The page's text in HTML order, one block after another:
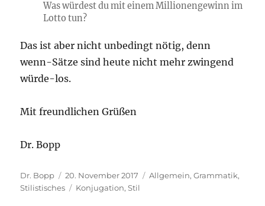
Was würdest du mit einem Millionengewinn im
Lotto tun?
Das ist aber nicht unbedingt nötig, denn
wenn-Sätze sind heute nicht mehr zwingend
würde-los.
Mit freundlichen Grüßen
Dr. Bopp
Autor
Dr. Bopp
Veröffentlicht
am
20. November 2017 Kategorien
Allgemein,Grammatik,
Stilistisches
Schlagwörter
Konjugation,Stil